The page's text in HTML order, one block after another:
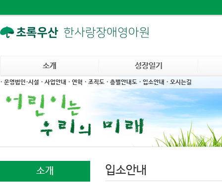
소개 성장일기
· 운영법인·시설 · 사업안내 · 연혁 · 조직도 · 층별안내도 · 입소안내 · 오시는길
소개 입소안내